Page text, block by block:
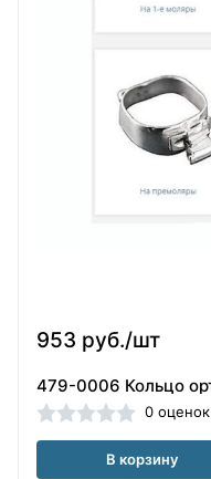
953 руб./шт
0 оценок
В корзину